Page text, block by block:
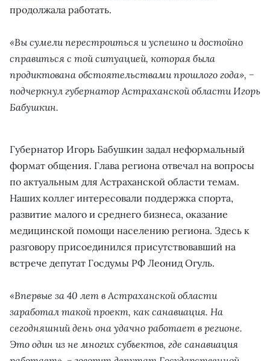
продолжала работать.
«Вы сумели перестроиться и успешно и достойно
справиться с той ситуацией, которая была
продиктована обстоятельствами прошлого года», −
подчеркнул губернатор Астраханской области Игорь
Бабушкин.
Губернатор Игорь Бабушкин задал неформальный
формат общения. Глава региона отвечал на вопросы
по актуальным для Астраханской области темам.
Наших коллег интересовали поддержка спорта,
развитие малого и среднего бизнеса, оказание
медицинской помощи населению региона. Здесь к
разговору присоединился присутствовавший на
встрече депутат Госдумы РФ Леонид Огуль.
«Впервые за 40 лет в Астраханской области
заработал такой проект, как санавиация. На
сегодняшний день она удачно работает в регионе.
Это один из не многих субъектов, где санавиация